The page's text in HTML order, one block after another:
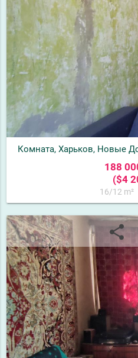
Комната, Харьков, Новые
188
($4
16/12 m²
share